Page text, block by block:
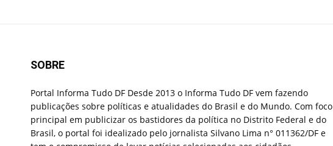
SOBRE
Portal Informa Tudo DF Desde 2013 o Informa Tudo DF vem fazendo
publicações sobre políticas e atualidades do Brasil e do Mundo. Com foco
principal em publicizar os bastidores da política no Distrito Federal e do
Brasil, o portal foi idealizado pelo jornalista Silvano Lima n° 011362/DF e